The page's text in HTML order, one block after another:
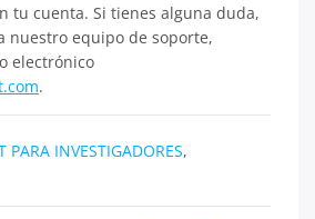
tu cuenta. Si tienes alguna duda,
nuestro equipo de soporte,
electrónico
.
PARA INVESTIGADORES,